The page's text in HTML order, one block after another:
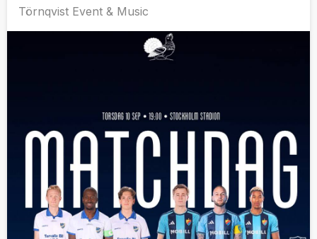
Törnqvist Event & Music